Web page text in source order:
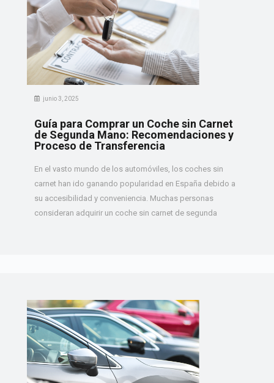
junio 3, 2025
Guía para Comprar un Coche sin Carnet
de Segunda Mano: Recomendaciones y
Proceso de Transferencia
En el vasto mundo de los automóviles, los coches sin
carnet han ido ganando popularidad en España debido a
su accesibilidad y conveniencia. Muchas personas
consideran adquirir un coche sin carnet de segunda